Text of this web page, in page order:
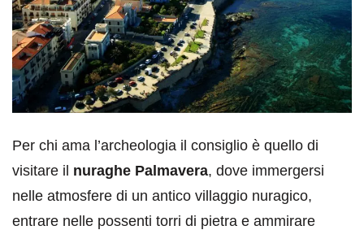
Per chi ama l’archeologia il consiglio è quello di
visitare il nuraghe Palmavera, dove immergersi
nelle atmosfere di un antico villaggio nuragico,
entrare nelle possenti torri di pietra e ammirare